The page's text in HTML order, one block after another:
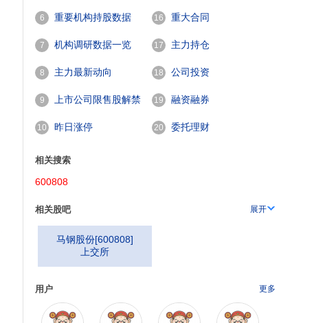
6 重要机构持股数据
7 机构调研数据一览
8 主力最新动向
9 上市公司限售股解禁
一览
10 昨日涨停
16 重大合同
17 主力持仓
18 公司投资
19 融资融券
20 委托理财
相关搜索
600808
相关股吧 展开
马钢股份[600808]
上交所
用户 更多